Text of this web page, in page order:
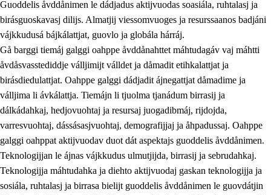
2. Prinsihpa oahppama, åvddånahttema ja ávddama hárráj
2.1 Sosiála oahppam ja åvddånibme
2.2 Máhtudahka fágáj hárráj
2.3 Vuodulasj tjehpudagá
2.4 Oahppat oahppat
Doaresfágalasj tiemá
2.5 Doaresfágalasj tiemá
Guoddelis åvddånimen le dádjadus aktijvuodas soasiála, ruhtalasj ja
birásguoskavasj dilijs. Almatjij viessomvuoges ja resurssaanos badjáni
vájkkudusá bájkálattjat, guovlo ja globála hárráj.
Gå barggi tiemáj galggi oahppe åvddånahttet máhtudagáv vaj máhtti
åvdåsvasstediddje válljimijt válldet ja dåmadit etihkalattjat ja
birásdiedulattjat. Oahppe galggi dádjadit ájnegattjat dåmadime ja
válljima li ávkálattja. Tiemájn li tjuolma tjanádum birrasij ja
dálkádahkaj, hedjovuohtaj ja resursaj juogadibmáj, rijdojda,
varresvuohtaj, dássásasjvuohtaj, demografijjaj ja åhpadussaj. Oahppe
galggi oahppat aktijvuodav duot dát aspektajs guoddelis åvddånimen.
Teknologijjan le ájnas vájkkudus ulmutjijda, birrasij ja sebrudahkaj.
Teknologijja máhtudahka ja diehto aktijvuodaj gaskan teknologijja ja
sosiála, ruhtalasj ja birrasa bielijt guoddelis åvddånimen le guovdátjin